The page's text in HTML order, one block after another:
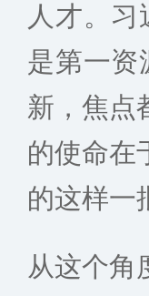
人才。
是第一资
新，焦点
的使命在
的这样一
从这个角